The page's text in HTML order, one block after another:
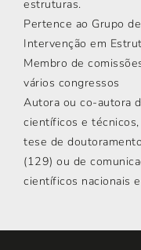
estruturas.
Pertence ao Grupo
Intervenção em
Membro de
vários congressos
Autora ou co-autora
científicos e
tese de
(129) ou de
científicos nacionais